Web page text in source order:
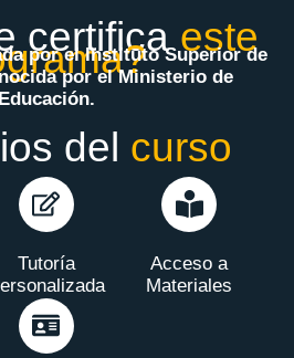
certificaeste
por el Instituto Superior de
por el Ministerio de
Educación.
del curso
Tutoría
Acceso a
Materiales